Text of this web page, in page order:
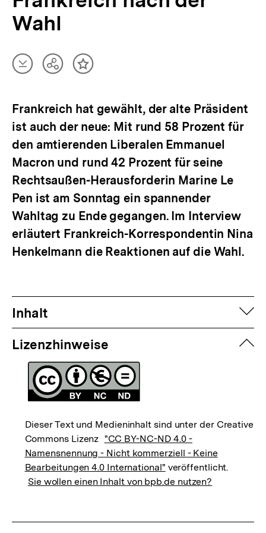
Wahl
Artikel
herunterladen
TeilenInhalt
Frankreich hat gewählt, der alte Präsident
ist auch der neue: Mit rund 58 Prozent für
den amtierenden Liberalen Emmanuel
Macron und rund 42 Prozent für seine
Rechtsaußen-Herausforderin Marine Le
Pen ist am Sonntag ein spannender
Wahltag zu Ende gegangen. Im Interview
erläutert Frankreich-Korrespondentin Nina
Henkelmann die Reaktionen auf die Wahl.
Inhalt
Lizenzhinweise
Dieser Text und Medieninhalt sind unter der Creative
Commons Lizenz "CC BY-NC-ND 4.0 -
Namensnennung - Nicht kommerziell - Keine
Bearbeitungen 4.0 International" veröffentlicht.
Sie wollen einen Inhalt von bpb.de nutzen?